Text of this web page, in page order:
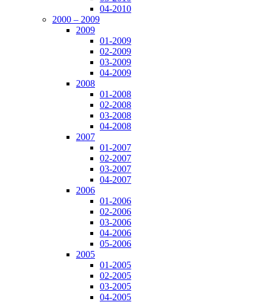
04-2010
2000 – 2009
2009
01-2009
02-2009
03-2009
04-2009
2008
01-2008
02-2008
03-2008
04-2008
2007
01-2007
02-2007
03-2007
04-2007
2006
01-2006
02-2006
03-2006
04-2006
05-2006
2005
01-2005
02-2005
03-2005
04-2005